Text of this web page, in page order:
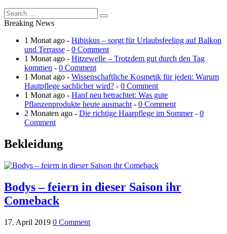
Breaking News
1 Monat ago - Hibiskus – sorgt für Urlaubsfeeling auf Balkon
und Terrasse - 0 Comment
1 Monat ago - Hitzewelle – Trotzdem gut durch den Tag
kommen - 0 Comment
1 Monat ago - Wissenschaftliche Kosmetik für jeden: Warum
Hautpflege sachlicher wird? - 0 Comment
1 Monat ago - Hanf neu betrachtet: Was gute
Pflanzenprodukte heute ausmacht - 0 Comment
2 Monaten ago - Die richtige Haarpflege im Sommer- 0
Comment
Bekleidung
Bodys – feiern in dieser Saison ihr
Comeback
17. April 2019 0 Comment